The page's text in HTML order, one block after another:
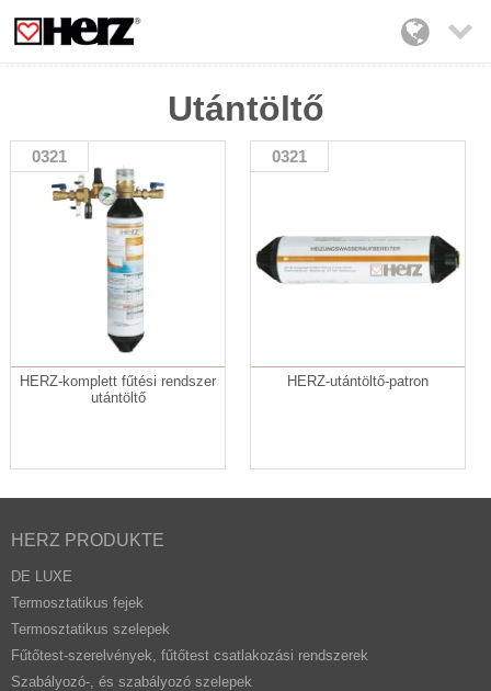

Utántöltő
0321
HERZ-komplett fűtési rendszer
utántöltő
0321
HERZ-utántöltő-patron
HERZ PRODUKTE
DE LUXE
Termosztatikus fejek
Termosztatikus szelepek
Fűtőtest-szerelvények, fűtőtest csatlakozási rendszerek
Szabályozó-, és szabályozó szelepek